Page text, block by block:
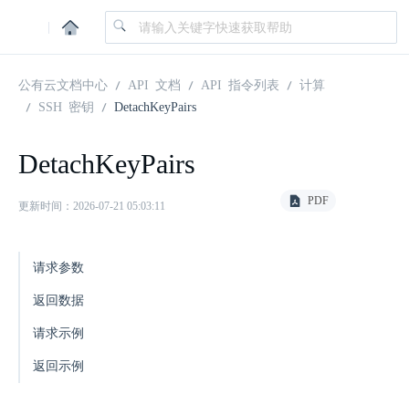
|
公有云文档中心 API 文档 API 指令列表
计算
SSH 密钥
DetachKeyPairs
DetachKeyPairs
更新时间：2026-07-21 05:03:11 PDF
请求参数
返回数据
请求示例
返回示例